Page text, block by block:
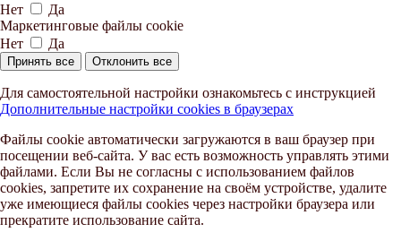
Нет
Да
Маркетинговые файлы cookie
Нет
Да
Принять все Отклонить все
Для самостоятельной настройки ознакомьтесь с инструкцией
Дополнительные настройки cookies в браузерах
Файлы cookie автоматически загружаются в ваш браузер при
посещении веб-сайта. У вас есть возможность управлять этими
файлами. Если Вы не согласны с использованием файлов
cookies, запретите их сохранение на своём устройстве, удалите
уже имеющиеся файлы cookies через настройки браузера или
прекратите использование сайта.